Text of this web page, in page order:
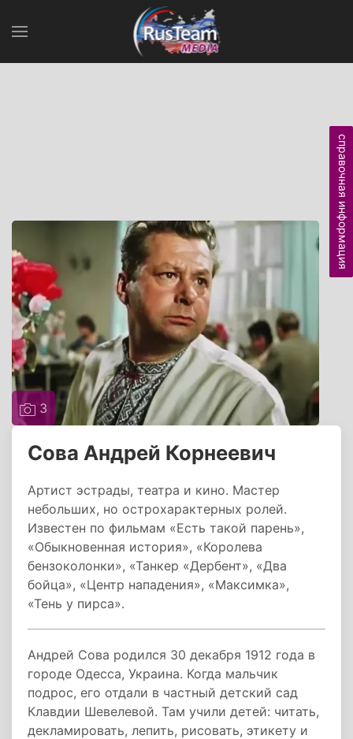
3
Сова Андрей Корнеевич
Артист эстрады, театра и кино. Мастер
небольших, но острохарактерных ролей.
Известен по фильмам «Есть такой парень»,
«Обыкновенная история», «Королева
бензоколонки», «Танкер «Дербент», «Два
бойца», «Центр нападения», «Максимка»,
«Тень у пирса».
Андрей Сова родился 30 декабря 1912 года в
городе Одесса, Украина. Когда мальчик
подрос, его отдали в частный детский сад
Клавдии Шевелевой. Там учили детей: читать,
декламировать, лепить, рисовать, этикету и
справочная информация